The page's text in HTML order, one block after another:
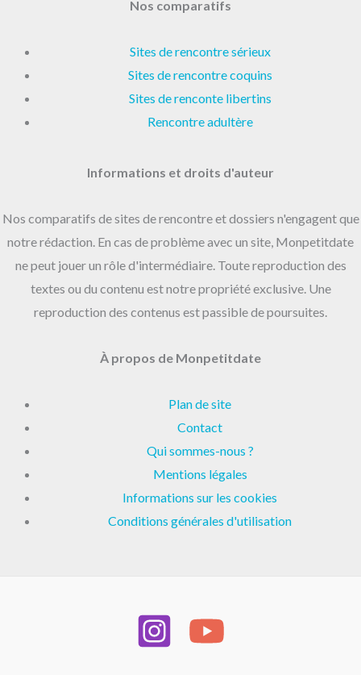
Nos comparatifs
Sites de rencontre sérieux
Sites de rencontre coquins
Sites de renconte libertins
Rencontre adultère
Informations et droits d'auteur
Nos comparatifs de sites de rencontre et dossiers n'engagent que
notre rédaction. En cas de problème avec un site, Monpetitdate
ne peut jouer un rôle d'intermédiaire. Toute reproduction des
textes ou du contenu est notre propriété exclusive. Une
reproduction des contenus est passible de poursuites.
À propos de Monpetitdate
Plan de site
Contact
Qui sommes-nous ?
Mentions légales
Informations sur les cookies
Conditions générales d'utilisation